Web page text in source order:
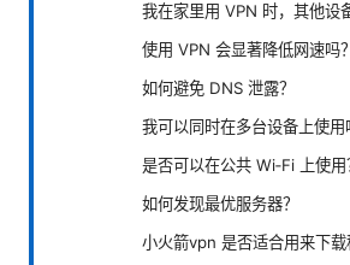
我在家里用 VPN 时，其他设
使用 VPN 会显著降低网速吗？
如何避免 DNS 泄露？
我可以同时在多台设备上使用
是否可以在公共 Wi‑Fi 上使用
如何发现最优服务器？
小火箭vpn 是否适合用来下载